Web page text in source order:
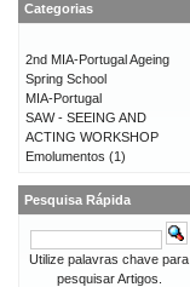
Categorias
2nd MIA-Portugal Ageing
Spring School
MIA-Portugal
SAW - SEEING AND
ACTING WORKSHOP
Emolumentos (1)
Pesquisa Rápida
Utilize palavras chave para
pesquisar Artigos.